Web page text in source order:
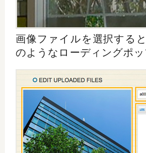
画像ファイルを選択する
のようなローディングポ